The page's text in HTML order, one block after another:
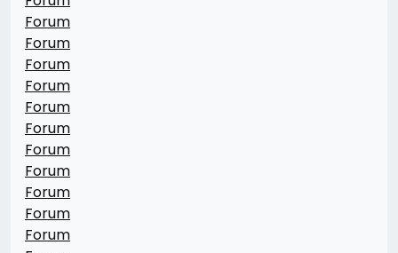
Forum
Forum
Forum
Forum
Forum
Forum
Forum
Forum
Forum
Forum
Forum